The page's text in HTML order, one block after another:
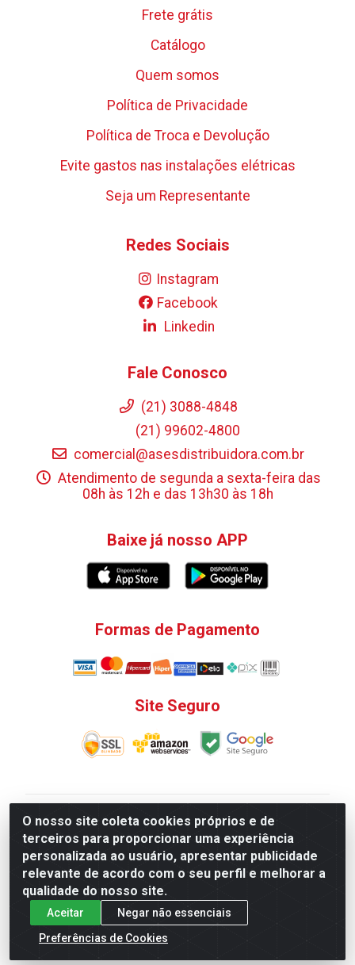
O nosso site coleta cookies próprios e de
terceiros para proporcionar uma experiência
personalizada ao usuário, apresentar publicidade
relevante de acordo com o seu perfil e melhorar a
qualidade do nosso site.
Aceitar
Negar não essenciais
Preferências de Cookies
Frete grátis
Catálogo
Quem somos
Política de Privacidade
Política de Troca e Devolução
Evite gastos nas instalações elétricas
Seja um Representante
Redes Sociais
Instagram
Facebook
Linkedin
Fale Conosco
(21) 3088-4848
(21) 99602-4800
comercial@asesdistribuidora.com.br
Atendimento de segunda a sexta-feira das
08h às 12h e das 13h30 às 18h
Baixe já nosso APP
Formas de Pagamento
Site Seguro
V. C. Ferragens LTDA - Rua do Matoso, 132 - Praça da
Bandeira, Rio de Janeiro/ RJ - CEP 20.270-135 - CNPJ
12.324.723/0001-25
Todas as regras de promoções, descontos, preços e
prazos de pagamento e entrega expostos aqui são
válidos apenas para compras via internet. Preços e
estoque sujeito a alterações sem aviso prévio.